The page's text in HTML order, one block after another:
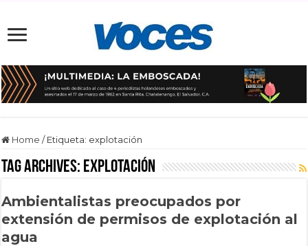
Home / Etiqueta: explotación
Tag Archives: explotación
Ambientalistas preocupados por
extensión de permisos de explotación al
agua